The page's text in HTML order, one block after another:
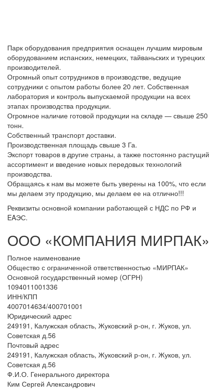
Парк оборудования предприятия оснащен лучшим мировым
оборудованием испанских, немецких, тайваньских и турецких
производителей.
Огромный опыт сотрудников в производстве, ведущие
сотрудники с опытом работы более 20 лет. Собственная
лаборатория и контроль выпускаемой продукции на всех
этапах производства продукции.
Огромное наличие готовой продукции на складе — свыше 250
тонн.
Собственный транспорт доставки.
Производственная площадь свыше 3 Га.
Экспорт товаров в другие страны, а также постоянно растущий
ассортимент и введение новых передовых технологий
производства.
Обращаясь к нам вы можете быть уверены на 100%, что если
мы делаем эту продукцию, мы делаем ее на отлично!!!
Реквизиты основной компании работающей с НДС по РФ и
EAЭС.
ООО «КОМПАНИЯ МИРПАК»
Полное наименование
Общество с ограниченной ответственностью «МИРПАК»
Основной государственный номер (ОГРН)
1094011001336
ИНН/КПП
4007014634/400701001
Юридический адрес
249191, Калужская область, Жуковский р-он, г. Жуков, ул.
Советская д.56
Почтовый адрес
249191, Калужская область, Жуковский р-он, г. Жуков, ул.
Советская д.56
Ф.И.О. Генерального директора
Ким Сергей Александрович